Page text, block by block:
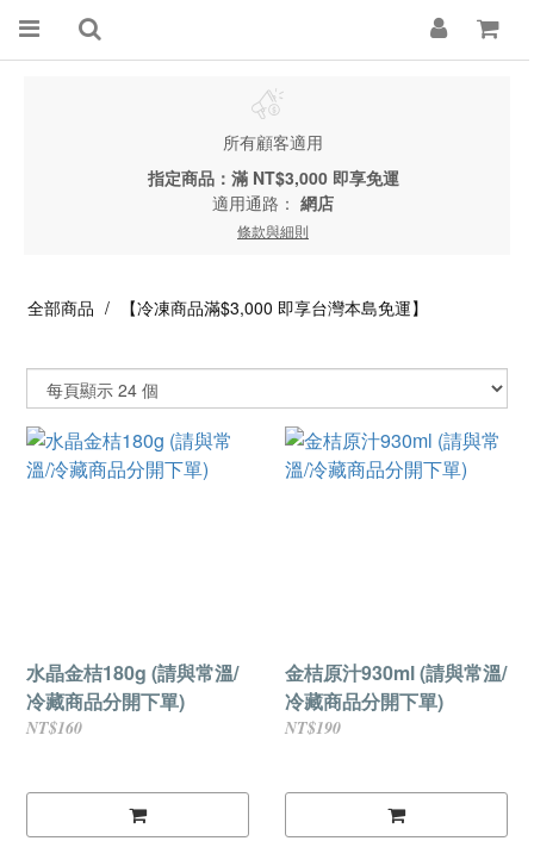
所有顧客適用
指定商品：滿 NT$3,000 即享免運
適用通路： 網店
條款與細則
全部商品 【冷凍商品滿$3,000 即享台灣本島免運】
水晶金桔180g (請與常溫/
冷藏商品分開下單)
NT$160
金桔原汁930ml (請與常溫/
冷藏商品分開下單)
NT$190